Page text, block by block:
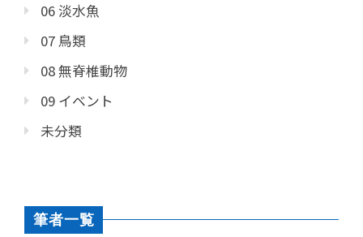
06 淡水魚
07 鳥類
08 無脊椎動物
09 イベント
未分類
筆者一覧